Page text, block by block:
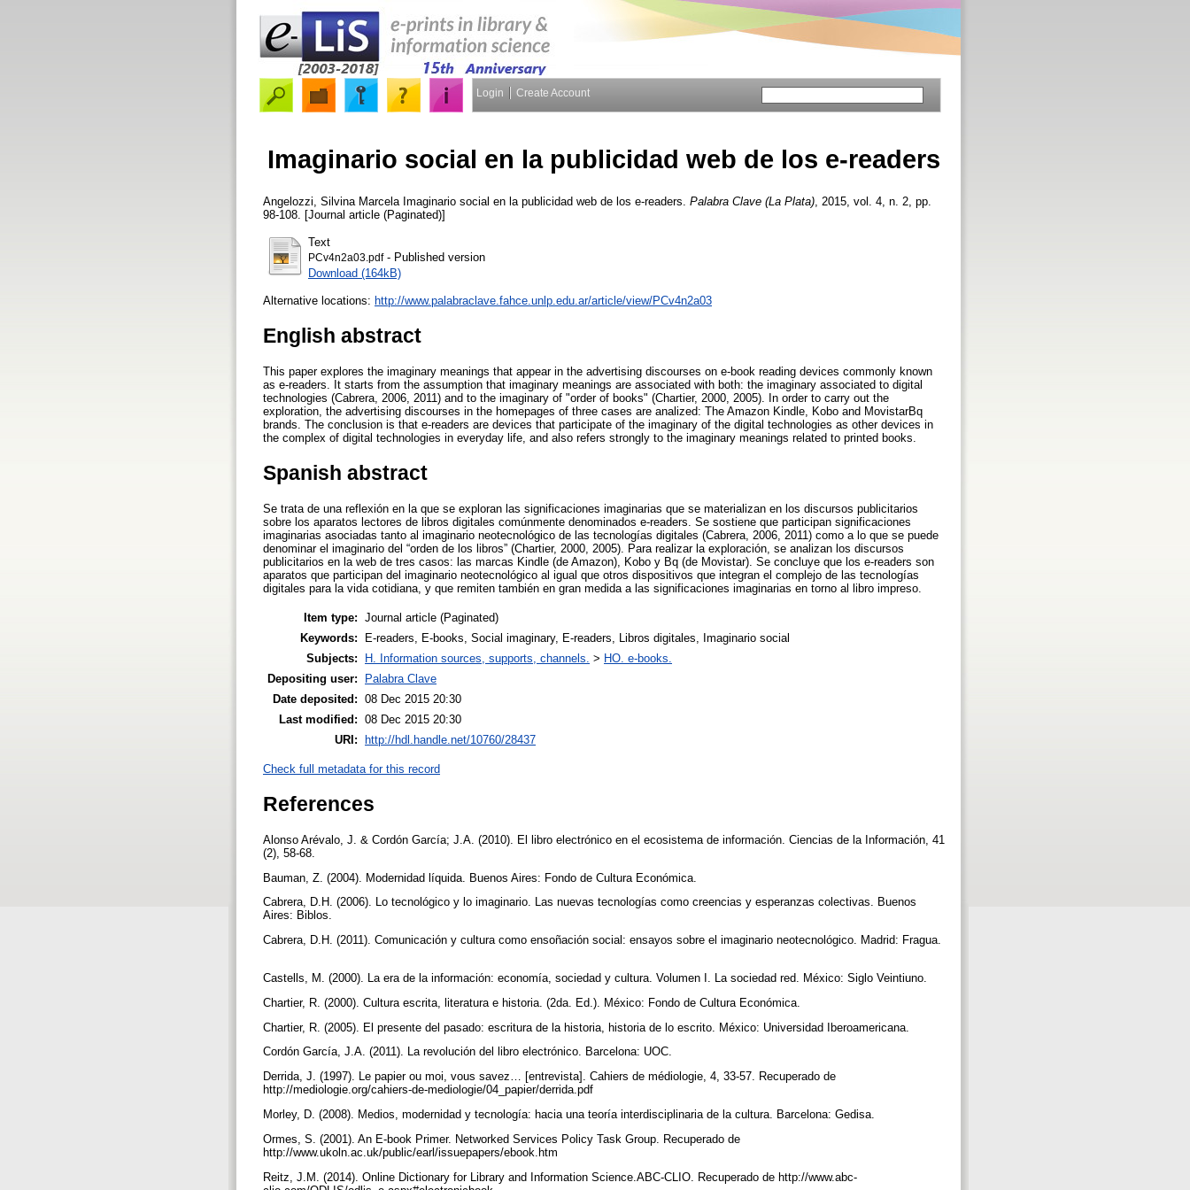
Login Create Account
Imaginario social en la publicidad web de los e-readers
Angelozzi, Silvina Marcela Imaginario social en la publicidad web de los e-readers. Palabra Clave (La Plata) , 2015, vol. 4, n. 2, pp.
98-108. [Journal article (Paginated)]
Text
PCv4n2a03.pdf- Published version
Download (164kB)
Alternative locations: http://www.palabraclave.fahce.unlp.edu.ar/article/view/PCv4n2a03
English abstract
This paper explores the imaginary meanings that appear in the advertising discourses on e-book reading devices commonly known
as e-readers. It starts from the assumption that imaginary meanings are associated with both: the imaginary associated to digital
technologies (Cabrera, 2006, 2011) and to the imaginary of "order of books" (Chartier, 2000, 2005). In order to carry out the
exploration, the advertising discourses in the homepages of three cases are analized: The Amazon Kindle, Kobo and MovistarBq
brands. The conclusion is that e-readers are devices that participate of the imaginary of the digital technologies as other devices in
the complex of digital technologies in everyday life, and also refers strongly to the imaginary meanings related to printed books.
Spanish abstract
Se trata de una reflexión en la que se exploran las significaciones imaginarias que se materializan en los discursos publicitarios
sobre los aparatos lectores de libros digitales comúnmente denominados e-readers. Se sostiene que participan significaciones
imaginarias asociadas tanto al imaginario neotecnológico de las tecnologías digitales (Cabrera, 2006, 2011) como a lo que se puede
denominar el imaginario del “orden de los libros” (Chartier, 2000, 2005). Para realizar la exploración, se analizan los discursos
publicitarios en la web de tres casos: las marcas Kindle (de Amazon), Kobo y Bq (de Movistar). Se concluye que los e-readers son
aparatos que participan del imaginario neotecnológico al igual que otros dispositivos que integran el complejo de las tecnologías
digitales para la vida cotidiana, y que remiten también en gran medida a las significaciones imaginarias en torno al libro impreso.
Item type: Journal article (Paginated)
Keywords:
E-readers, E-books, Social imaginary, E-readers, Libros digitales, Imaginario social
Subjects:
H. Information sources, supports, channels. > HO. e-books.
Depositing user:
Palabra Clave
Date deposited: 08 Dec 2015 20:30
Last modified: 08 Dec 2015 20:30
URI:
http://hdl.handle.net/10760/28437
Check full metadata for this record
References
Alonso Arévalo, J. & Cordón García; J.A. (2010). El libro electrónico en el ecosistema de información. Ciencias de la Información, 41
(2), 58-68.
Bauman, Z. (2004). Modernidad líquida. Buenos Aires: Fondo de Cultura Económica.
Cabrera, D.H. (2006). Lo tecnológico y lo imaginario. Las nuevas tecnologías como creencias y esperanzas colectivas. Buenos
Aires: Biblos.
Cabrera, D.H. (2011). Comunicación y cultura como ensoñación social: ensayos sobre el imaginario neotecnológico. Madrid: Fragua.
Castells, M. (2000). La era de la información: economía, sociedad y cultura. Volumen I. La sociedad red. México: Siglo Veintiuno.
Chartier, R. (2000). Cultura escrita, literatura e historia. (2da. Ed.). México: Fondo de Cultura Económica.
Chartier, R. (2005). El presente del pasado: escritura de la historia, historia de lo escrito. México: Universidad Iberoamericana.
Cordón García, J.A. (2011). La revolución del libro electrónico. Barcelona: UOC.
Derrida, J. (1997). Le papier ou moi, vous savez… [entrevista]. Cahiers de médiologie, 4, 33-57. Recuperado de
http://mediologie.org/cahiers-de-mediologie/04_papier/derrida.pdf
Morley, D. (2008). Medios, modernidad y tecnología: hacia una teoría interdisciplinaria de la cultura. Barcelona: Gedisa.
Ormes, S. (2001). An E-book Primer. Networked Services Policy Task Group. Recuperado de
http://www.ukoln.ac.uk/public/earl/issuepapers/ebook.htm
Reitz, J.M. (2014). Online Dictionary for Library and Information Science.ABC-CLIO. Recuperado de http://www.abc-